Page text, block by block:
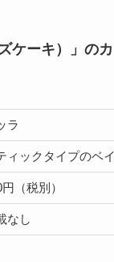
ケーキ）」の
ラ
ィックタイプのベ
（税別）
なし